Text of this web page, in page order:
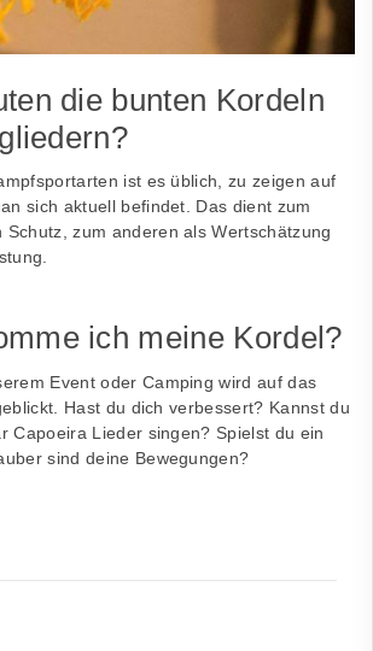
die bunten Kordeln
ist es üblich, zu zeigen auf
sich aktuell befindet. Das dient zum
zum anderen als Wertschätzung
ich meine Kordel?
Event oder Camping wird auf das
Hast du dich verbessert? Kannst du
Capoeira Lieder singen? Spielst du ein
sind deine Bewegungen?